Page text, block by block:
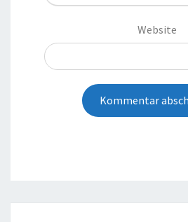
Website